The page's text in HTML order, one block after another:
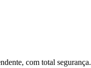
com total segurança.